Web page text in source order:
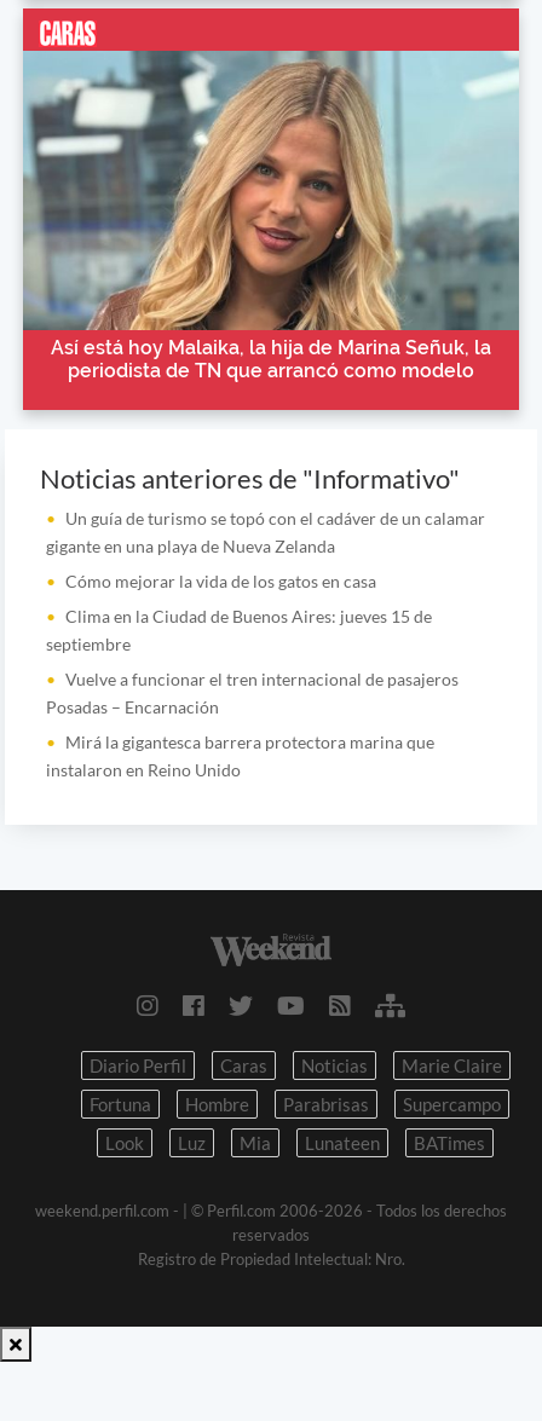
Así está hoy Malaika, la hija de Marina Señuk, la
periodista de TN que arrancó como modelo
Noticias anteriores de "Informativo"
Un guía de turismo se topó con el cadáver de un calamar
gigante en una playa de Nueva Zelanda
Cómo mejorar la vida de los gatos en casa
Clima en la Ciudad de Buenos Aires: jueves 15 de
septiembre
Vuelve a funcionar el tren internacional de pasajeros
Posadas – Encarnación
Mirá la gigantesca barrera protectora marina que
instalaron en Reino Unido
Diario Perfil Caras Noticias
Marie Claire
Fortuna
Hombre Parabrisas
Supercampo
Look
Luz Mia Lunateen BATimes
weekend.perfil.com -
| © Perfil.com 2006-2026 - Todos los derechos
reservados
Registro de Propiedad Intelectual: Nro.